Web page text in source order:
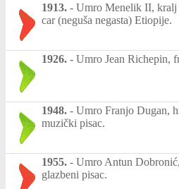
1913. - Umro Menelik II,
car (neguša negasta) Etiopije.
1926. - Umro Jean Richepin,
1948. - Umro Franjo Dugan,
muzički pisac.
1955. - Umro Antun
glazbeni pisac.